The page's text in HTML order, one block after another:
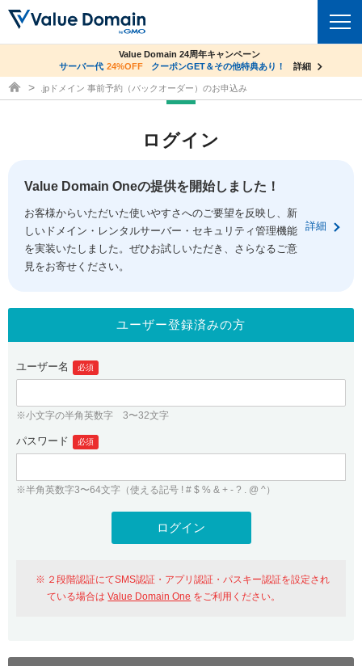
ドメイントップ
ドメイン移管
ドメイン価格一覧
ドメイン一括検索
.jpドメインオークション
gTLDオークション NEW!
.jpドメインバックオーダー
プレミアムドメイン
人気ドメインの種類
WHOIS検索
コアサーバー
バリューサーバー
XREA
セキュリティトップ
Value Domain ネットde診断
SSL証明書
サービストップ
お得意様割引
紹介制度
バリュードメインAPI
ドメイン・ホスティングOEM
facebook
ログイン
従来のバリュードメインをご利用希望の方
Value Domainにログイン
おすすめ One レンタルサーバーを含む最新の機能を使う方
ユーザー登録
co.jpドメイン✕コアサーバーV2ビジネス応援キャンペーン
サーバー料金1年間無料
詳細
Value Domain 24周年キャンペーン
サーバー代 24%OFF クーポンGET＆その他特典あり！ 詳細
ドメイン取得ならバリュードメイン
.jpドメイン 事前予約（バックオーダー）のお申込み
ログイン
Value Domain Oneの提供を開始しました！
お客様からいただいた使いやすさへのご要望を反映し、新
しいドメイン・レンタルサーバー・セキュリティ管理機能
を実装いたしました。ぜひお試しいただき、さらなるご意
見をお寄せください。
詳細
ユーザー登録済みの方
ユーザー名 必須
※小文字の半角英数字 3〜32文字
パスワード 必須
※半角英数字3〜64文字（使える記号 ! # $ % & + - ? . @ ^）
２段階認証にてSMS認証・アプリ認証・パスキー認証を設定され
ている場合はValue Domain One をご利用ください。